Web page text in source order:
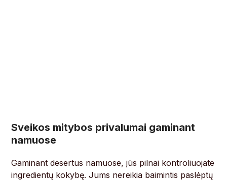
Sveikos mitybos privalumai gaminant
namuose
Gaminant desertus namuose, jūs pilnai kontroliuojate
ingredientų kokybę. Jums nereikia baimintis paslėptų